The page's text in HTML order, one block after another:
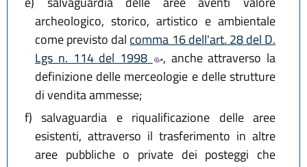
archeologico, storico, artistico e ambientale
come previsto dal comma 16 dell'art. 28 del D.
Lgs n. 114 del 1998
, anche attraverso la
definizione delle merceologie e delle strutture
di vendita ammesse;
f) salvaguardia e riqualificazione delle aree
esistenti, attraverso il trasferimento in altre
aree pubbliche o private dei posteggi che